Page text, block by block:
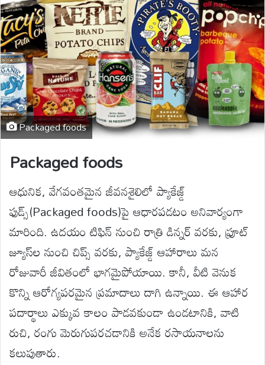
Packaged foods
Packaged foods
ఆధునిక, వేగవంతమైన జీవనశైలిలో ప్యాకేజ్డ్
ఫుడ్స్‌(Packaged foods)పై ఆధారపడటం అనివార్యంగా
మారింది. ఉదయం టిఫిన్ నుంచి రాత్రి డిన్నర్ వరకు, ఫ్రూట్
జ్యూస్‌ల నుంచి చిప్స్‌ వరకు, ప్యాకేజ్డ్ ఆహారాలు మన
రోజువారీ జీవితంలో భాగమైపోయాయి. కానీ, వీటి వెనుక
కొన్ని ఆరోగ్యపరమైన ప్రమాదాలు దాగి ఉన్నాయి. ఈ ఆహార
పదార్థాలు ఎక్కువ కాలం పాడవకుండా ఉండటానికి, వాటి
రుచి, రంగు మెరుగుపరచడానికి అనేక రసాయనాలను
కలుపుతారు.